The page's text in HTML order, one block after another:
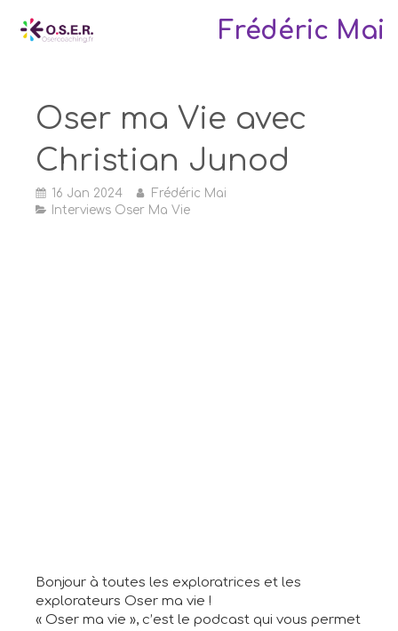
Frédéric Mai
Oser ma Vie avec
Christian Junod
16 Jan 2024
Frédéric Mai
Interviews Oser Ma Vie
Bonjour à toutes les exploratrices et les
explorateurs Oser ma vie !
« Oser ma vie », c’est le podcast qui vous permet